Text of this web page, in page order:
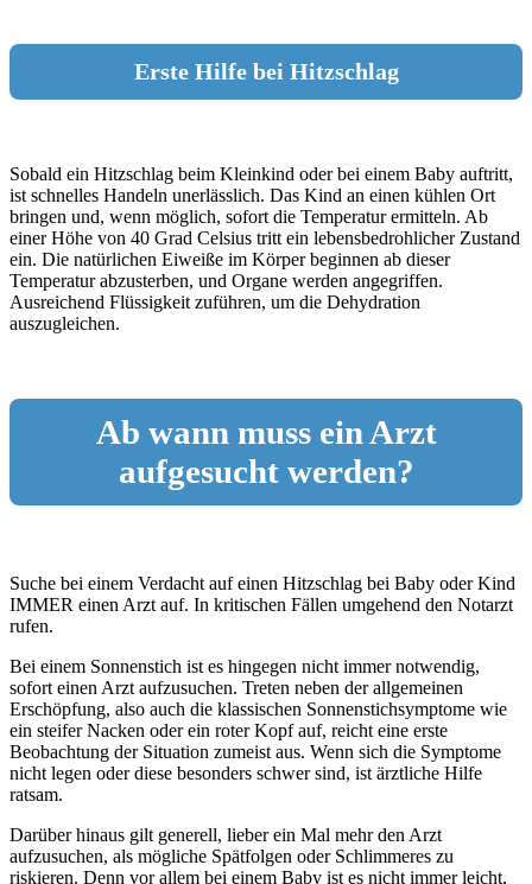
Erste Hilfe bei Hitzschlag
Sobald ein Hitzschlag beim Kleinkind oder bei einem Baby auftritt,
ist schnelles Handeln unerlässlich. Das Kind an einen kühlen Ort
bringen und, wenn möglich, sofort die Temperatur ermitteln. Ab
einer Höhe von 40 Grad Celsius tritt ein lebensbedrohlicher Zustand
ein. Die natürlichen Eiweiße im Körper beginnen ab dieser
Temperatur abzusterben, und Organe werden angegriffen.
Ausreichend Flüssigkeit zuführen, um die Dehydration
auszugleichen.
Ab wann muss ein Arzt
aufgesucht werden?
Suche bei einem Verdacht auf einen Hitzschlag bei Baby oder Kind
IMMER einen Arzt auf. In kritischen Fällen umgehend den Notarzt
rufen.
Bei einem Sonnenstich ist es hingegen nicht immer notwendig,
sofort einen Arzt aufzusuchen. Treten neben der allgemeinen
Erschöpfung, also auch die klassischen Sonnenstichsymptome wie
ein steifer Nacken oder ein roter Kopf auf, reicht eine erste
Beobachtung der Situation zumeist aus. Wenn sich die Symptome
nicht legen oder diese besonders schwer sind, ist ärztliche Hilfe
ratsam.
Darüber hinaus gilt generell, lieber ein Mal mehr den Arzt
aufzusuchen, als mögliche Spätfolgen oder Schlimmeres zu
riskieren. Denn vor allem bei einem Baby ist es nicht immer leicht,